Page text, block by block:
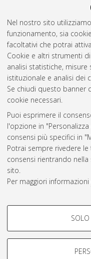
Nel nostro sito
funzionamento, sia
facoltativi che potrai
Cookie e altri strumenti
analisi statistiche,
istituzionale e analisi dei
Se chiudi questo banner
cookie necessari.
Puoi esprimere il
l'opzione in
consensi più specifici in
Potrai sempre rivedere
consensi rientrando
sito.
Per maggiori informazioni
COOKIE DI
Si tratta di cookie
navigazione degli utenti,
SOLO
Ali, Mahdi(2018)Study
rheological properties
magistrale], Università
engineering [LM-DM270]
Questa lista e' stata
Atom
Rss 1.0
Rss 2.0
AMS Laurea
Impostazioni Cookie
Informativa sulla
Condizioni d’uso del